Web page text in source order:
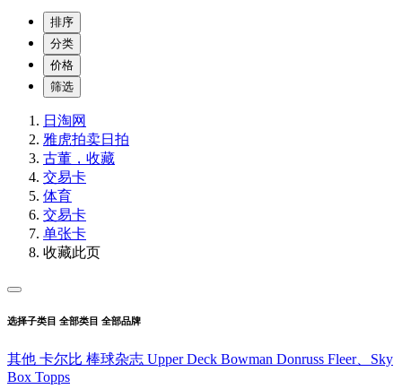
排序
分类
价格
筛选
日淘网
雅虎拍卖日拍
古董，收藏
交易卡
体育
交易卡
单张卡
收藏此页
选择子类目 全部类目 全部品牌
其他 卡尔比 棒球杂志 Upper Deck Bowman Donruss Fleer、Sky
Box Topps